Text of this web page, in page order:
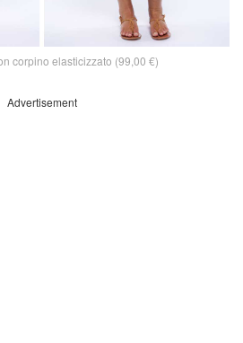
corpino elasticizzato (99,00 €)
Advertisement